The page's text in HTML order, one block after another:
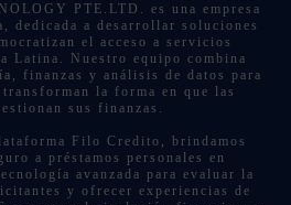
PTE.LTD. es una empresa
dedicada a desarrollar soluciones
el acceso a servicios
Latina. Nuestro equipo combina
finanzas y análisis de datos para
la forma en que las
sus finanzas.
Filo Credito, brindamos
a préstamos personales en
avanzada para evaluar la
y ofrecer experiencias de